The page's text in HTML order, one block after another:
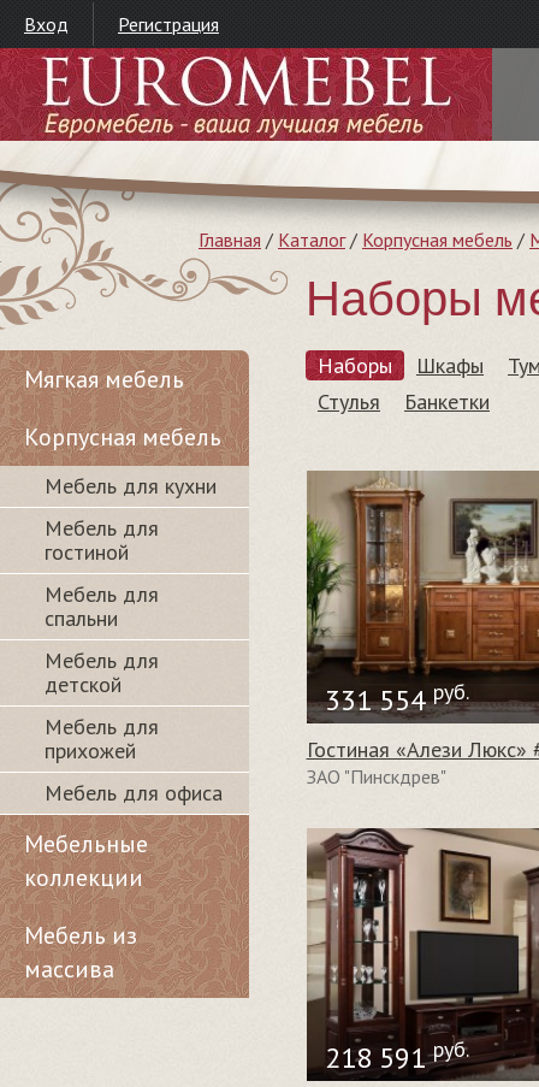
Вход Регистрация
Главная / Каталог/ Корпусная мебель /
Наборы
Наборы Шкафы
Стулья
Банкетки
331 554 руб.
Гостиная «Алези Люкс»
ЗАО "Пинскдрев"
218 591 руб.
Мягкая мебель
Корпусная мебель
Мебель для кухни
Мебель для
гостиной
Мебель для
спальни
Мебель для
детской
Мебель для
прихожей
Мебель для офиса
Мебельные
коллекции
Мебель из
массива